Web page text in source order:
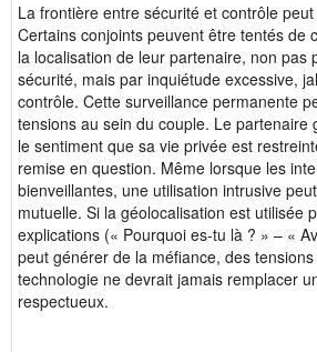
La frontière entre sécurité et contrôle
Certains conjoints peuvent être tentés de
la localisation de leur partenaire, non pas
sécurité, mais par inquiétude excessive,
contrôle. Cette surveillance permanente
tensions au sein du couple. Le partenaire
le sentiment que sa vie privée est
remise en question. Même lorsque les
bienveillantes, une utilisation intrusive
mutuelle. Si la géolocalisation est utilisée
explications (« Pourquoi es-tu là ? » – «
peut générer de la méfiance, des
technologie ne devrait jamais remplacer
respectueux.